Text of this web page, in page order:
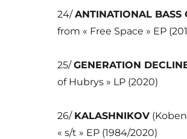
24/ANTINATIONAL BASS
from « Free Space » EP
25/GENERATION
of Hubrys » LP (2020)
26/ KALASHNIKOV
« s/t » EP (1984/2020)